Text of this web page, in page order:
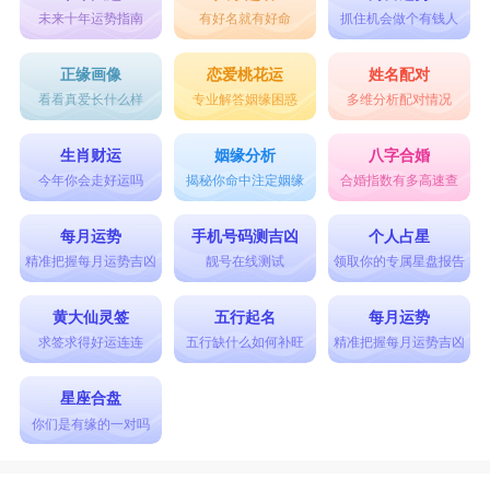
未来十年运势指南 有好名就有好命 抓住机会做个有钱人
正缘画像
看看真爱长什么样
恋爱桃花运
专业解答姻缘困惑
姓名配对
多维分析配对情况
生肖财运
今年你会走好运吗
姻缘分析
揭秘你命中注定姻缘
八字合婚
合婚指数有多高速查
每月运势
精准把握每月运势吉凶
手机号码测吉凶
靓号在线测试
个人占星
领取你的专属星盘报告
黄大仙灵签
求签求得好运连连
五行起名
五行缺什么如何补旺
每月运势
精准把握每月运势吉凶
星座合盘
你们是有缘的一对吗